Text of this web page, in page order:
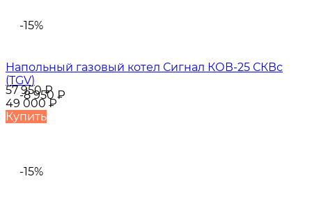
-15%
-8 950 ₽
Напольный газовый котел Сигнал КОВ-25 СКВс
(TGV)
57 950₽
49 000 ₽
Купить
-15%